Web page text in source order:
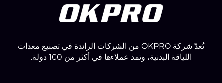
تُعدّ شركة OKPRO من الشركات الرائدة في تصنيع معدات
اللياقة البدنية، وتمد عملاءها في أكثر من 100 دولة.